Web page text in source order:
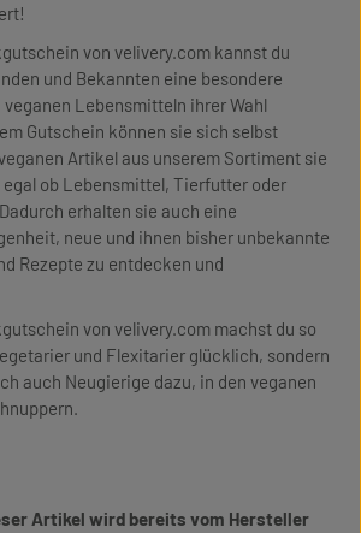
von velivery.com kannst du
und Bekannten eine besondere
Lebensmitteln ihrer Wahl
Gutschein können sie sich selbst
Artikel aus unserem Sortiment sie
egal ob Lebensmittel, Tierfutter oder
erhalten sie auch eine
neue und ihnen bisher unbekannte
Rezepte zu entdecken und
von velivery.com machst du so
und Flexitarier glücklich, sondern
auch Neugierige dazu, in den veganen
Artikel wird bereits vom Hersteller